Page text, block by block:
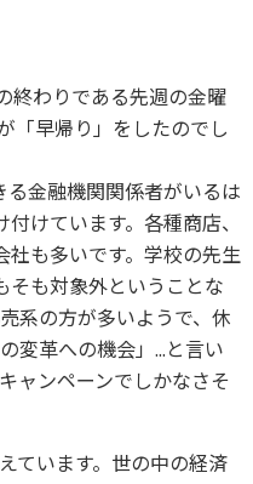
終わりである先週の金曜
「早帰り」をしたのでし
金融機関関係者がいるは
けています。各種商店、
も多いです。学校の先生
そも対象外ということな
系の方が多いようで、休
変革への機会」...と言い
ャンペーンでしかなさそ
ています。世の中の経済